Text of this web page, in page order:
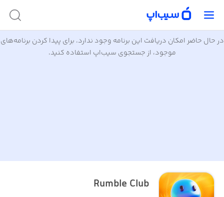
در حال حاضر امکان دریافت این برنامه وجود ندارد. برای پیدا کردن برنامه‌های
موجود، از جستجوی سیب‌اپ استفاده کنید.
Rumble Club